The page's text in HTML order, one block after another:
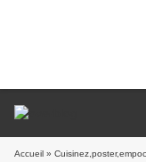
Accueil »